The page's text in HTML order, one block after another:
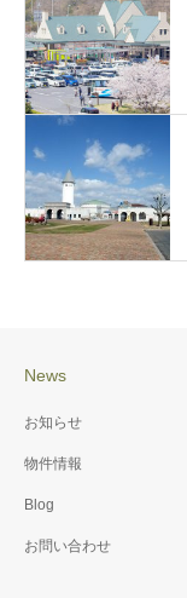
News
お知らせ
物件情報
Blog
お問い合わせ